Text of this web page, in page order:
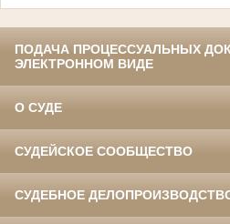
ПОДАЧА ПРОЦЕССУАЛЬНЫХ
ЭЛЕКТРОННОМ ВИДЕ
О СУДЕ
СУДЕЙСКОЕ СООБЩЕСТВО
СУДЕБНОЕ